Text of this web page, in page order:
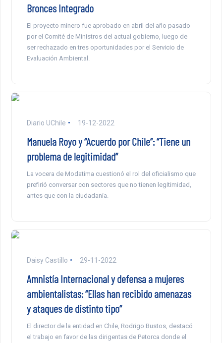
Bronces Integrado
El proyecto minero fue aprobado en abril del año pasado
por el Comité de Ministros del actual gobierno, luego de
ser rechazado en tres oportunidades por el Servicio de
Evaluación Ambiental.
Diario UChile 19-12-2022
Manuela Royo y “Acuerdo por Chile”: “Tiene un
problema de legitimidad”
La vocera de Modatima cuestionó el rol del oficialismo que
prefirió conversar con sectores que no tienen legitimidad,
antes que con la ciudadanía.
Daisy Castillo 29-11-2022
Amnistía Internacional y defensa a mujeres
ambientalistas: “Ellas han recibido amenazas
y ataques de distinto tipo”
El director de la entidad en Chile, Rodrigo Bustos, destacó
el trabajo en favor de las dirigentas de Petorca donde el